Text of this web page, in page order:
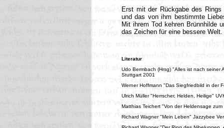
Erst mit der Rückgabe des
und das von ihm bestimmte
Mit ihrem Tod kehren Brünnhilde
das Zeichen für eine bessere Welt.
Literatur
Udo Bermbach (Hrsg) "Alles ist nach seiner
Stuttgart 2001
Werner Hoffmann "Das Siegfriedbild in der
Ulrich Müller "Herrscher, Helden, Heilige"
Matthias Teichert "Von der Heldensage
Richard Wagner "Mein Leben" Jazzybee